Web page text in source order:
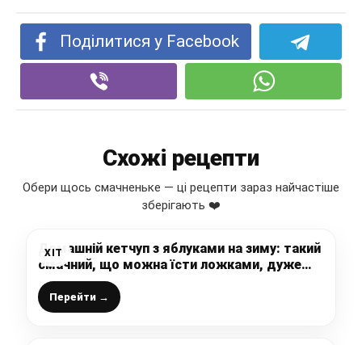
Поділитися у Facebook
Схожі рецепти
Обери щось смачненьке — ці рецепти зараз найчастіше
зберігають ❤️
ХІТ
Домашній кетчуп з яблуками на зиму: такий
смачний, що можна їсти ложками, дуже
рекомендую приготувати
Перейти →